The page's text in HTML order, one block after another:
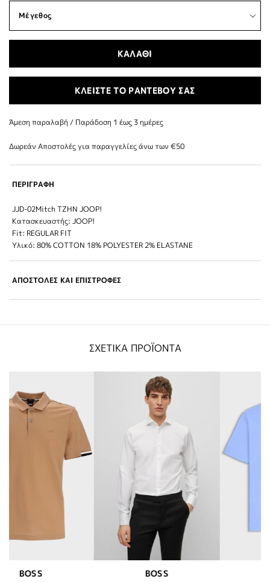
ΚΑΛΑΘΙ
ΚΛΕΙΣΤΕ ΤΟ ΡΑΝΤΕΒΟΥ ΣΑΣ
Άμεση παραλαβή / Παράδoση 1 έως 3 ημέρες
Δωρεάν Αποστολές για παραγγελίες άνω των €50
ΠΕΡΙΓΡΑΦΗ
JJD-02Mitch TZHN JOOP!
Κατασκευαστής: JOOP!
Fit: REGULAR FIT
Υλικό: 80% COTTON 18% POLYESTER 2% ELASTANE
ΑΠΟΣΤΟΛΕΣ ΚΑΙ ΕΠΙΣΤΡΟΦΕΣ
ΣΧΕΤΙΚΑ ΠΡΟΪΟΝΤΑ